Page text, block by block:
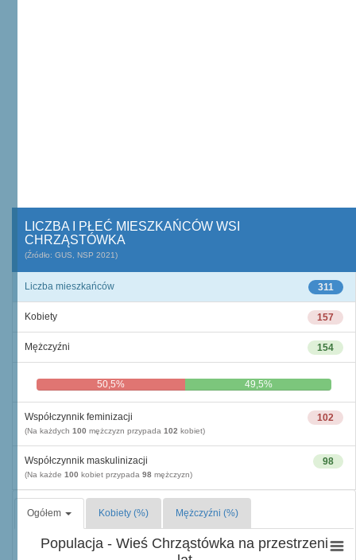
LICZBA I PŁEĆ MIESZKAŃCÓW WSI
CHRZĄSTÓWKA
(Źródło: GUS, NSP 2021)
311
Liczba mieszkańców
157
Kobiety
154
Mężczyźni
50,5% 49,5%
102
Współczynnik feminizacji
(Na każdych 100 mężczyzn przypada 102 kobiet)
98
Współczynnik maskulinizacji
(Na każde 100 kobiet przypada 98 mężczyzn)
Ogółem Kobiety (%) Mężczyźni (%)
Populacja - Wieś Chrząstówka na przestrzeni